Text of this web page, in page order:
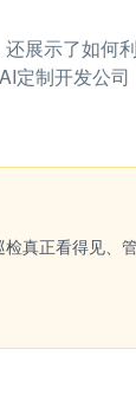
展示了如何
定制开发公
真正看得见、